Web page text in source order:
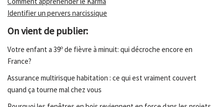
Identifier un pervers narcissique
On vient de publier:
Votre enfant a 39º de fièvre à minuit: qui décroche encore en
France?
Assurance multirisque habitation : ce qui est vraiment couvert
quand ça tourne mal chez vous